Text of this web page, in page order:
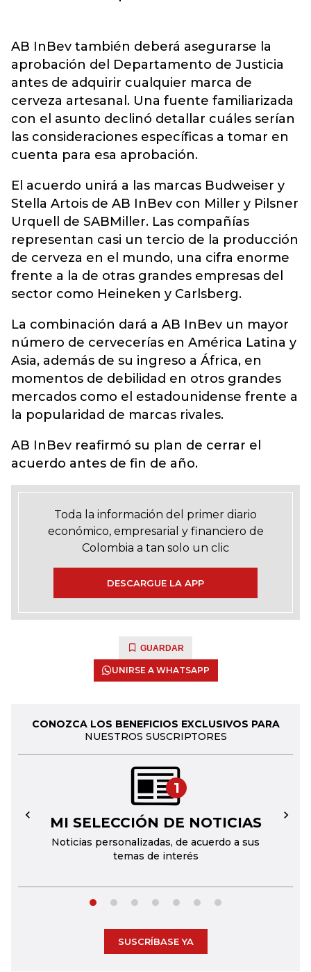
AB InBev también deberá asegurarse la
aprobación del Departamento de Justicia
antes de adquirir cualquier marca de
cerveza artesanal. Una fuente familiarizada
con el asunto declinó detallar cuáles serían
las consideraciones específicas a tomar en
cuenta para esa aprobación.
El acuerdo unirá a las marcas Budweiser y
Stella Artois de AB InBev con Miller y Pilsner
Urquell de SABMiller. Las compañías
representan casi un tercio de la producción
de cerveza en el mundo, una cifra enorme
frente a la de otras grandes empresas del
sector como Heineken y Carlsberg.
La combinación dará a AB InBev un mayor
número de cervecerías en América Latina y
Asia, además de su ingreso a África, en
momentos de debilidad en otros grandes
mercados como el estadounidense frente a
la popularidad de marcas rivales.
AB InBev reafirmó su plan de cerrar el
acuerdo antes de fin de año.
Toda la información del primer diario
económico, empresarial y financiero de
Colombia a tan solo un clic
DESCARGUE LA APP
GUARDAR
UNIRSE A WHATSAPP
CONOZCA LOS BENEFICIOS EXCLUSIVOS PARA
NUESTROS SUSCRIPTORES
1
MI SELECCIÓN DE NOTICIAS
Noticias personalizadas, de acuerdo a sus
temas de interés
← →
SUSCRÍBASE YA